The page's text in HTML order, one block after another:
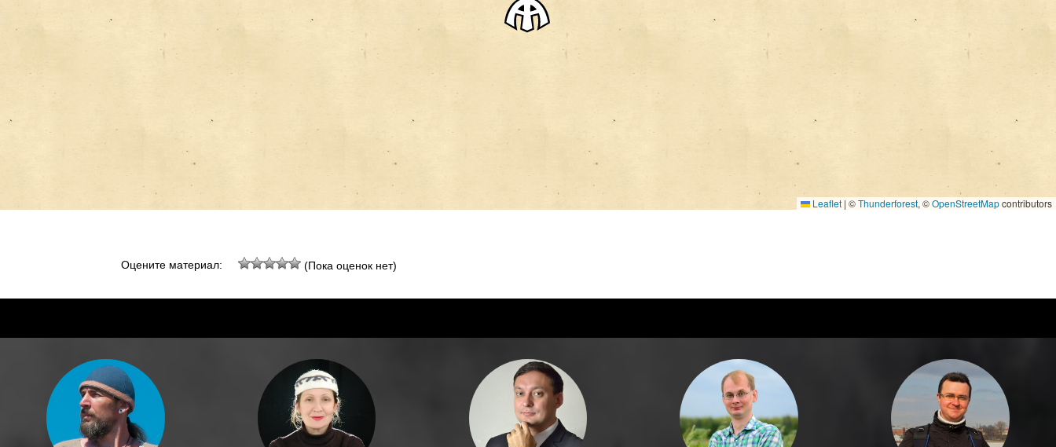
Leaflet | ©Thunderforest, ©OpenStreetMapcontributors
Оцените материал: (Пока оценок нет)